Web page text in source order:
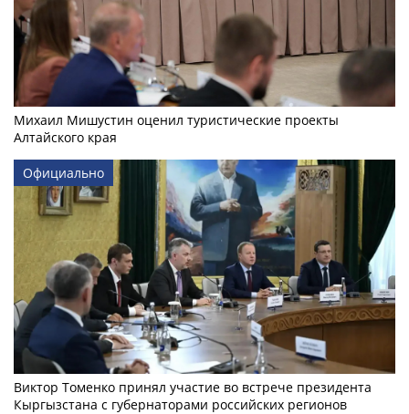
Михаил Мишустин оценил туристические проекты
Алтайского края
Официально
Виктор Томенко принял участие во встрече президента
Кыргызстана с губернаторами российских регионов